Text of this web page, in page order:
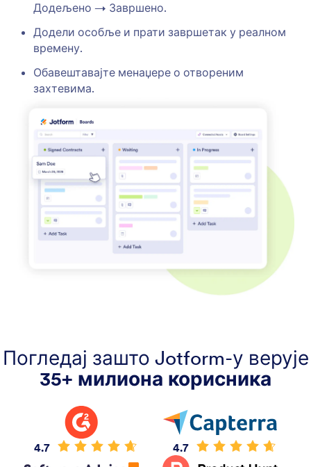
Додељено → Завршено.
Додели особље и прати завршетак у реалном
времену.
Обавештавајте менаџере о отвореним
захтевима.
Погледај зашто Jotform-у верује
35+ милиона корисника
4.7 4.7